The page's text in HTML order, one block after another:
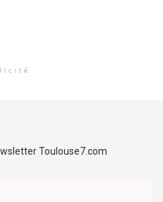
Toulouse7.com